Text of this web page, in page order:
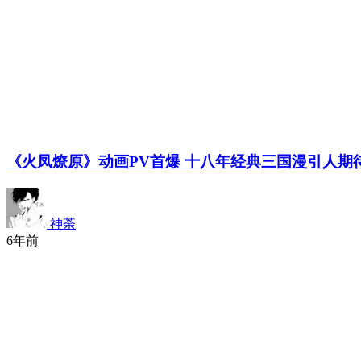
《火凤燎原》动画PV首爆 十八年经典三国漫引人期
神荼
6年前